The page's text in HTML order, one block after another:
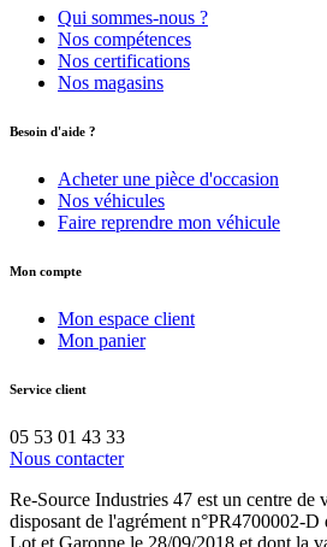
Qui sommes-nous ?
Nos compétences
Nos certifications
Nos magasins
Besoin d'aide ?
Acheter une pièce d'occasion
Nos véhicules
Faire reprendre mon véhicule
Mon compte
Mon espace client
Mon panier
Service client
05 53 01 43 33
Nous contacter
Re-Source Industries 47 est un centre de
disposant de l'agrément n°PR4700002-
Lot et Garonne le 28/09/2018 et dont la